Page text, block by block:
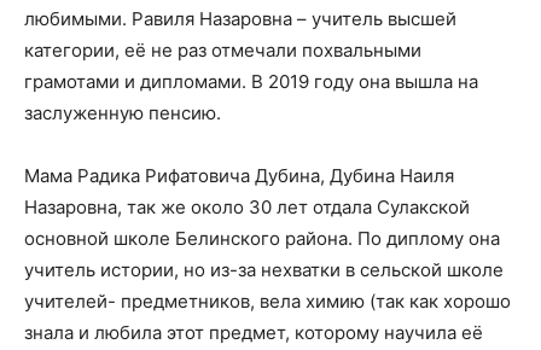
любимыми. Равиля Назаровна – учитель высшей
категории, её не раз отмечали похвальными
грамотами и дипломами. В 2019 году она вышла на
заслуженную пенсию.
Мама Радика Рифатовича Дубина, Дубина Наиля
Назаровна, так же около 30 лет отдала Сулакской
основной школе Белинского района. По диплому она
учитель истории, но из-за нехватки в сельской школе
учителей- предметников, вела химию (так как хорошо
знала и любила этот предмет, которому научила её